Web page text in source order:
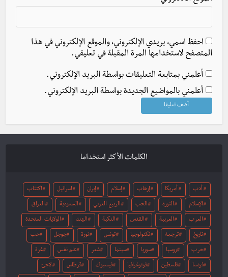
احفظ اسمي، بريدي الإلكتروني، والموقع الإلكتروني في هذا
المتصفح لاستخدامها المرة المقبلة في تعليقي.
أعلمني بمتابعة التعليقات بواسطة البريد الإلكتروني.
أعلمني بالمواضيع الجديدة بواسطة البريد الإلكتروني.
الكلمات الأكثر استخداما
أدب أمريكا إرهاب إسلام إيران اسرائيل اكتئاب
الإسلام الثورة الحب الربيع العربي السعودية العراق
العرب العربية القدس النكبة الهند الولايات المتحدة
تاريخ ترجمة تكنولوجيا تونس ثورة جوجل حب
حرب روسيا سوريا سينما شعر علم نفس غزة
فرنسا فلسطين فوتوغرافيا فيسبوك قرطاس لاجئ